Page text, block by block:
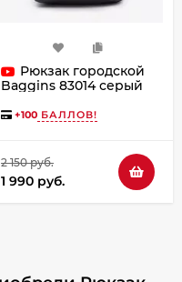
Рюкзак городской
Baggins 83014 серый
+100 БАЛЛОВ!
2 150 руб.
1 990 руб.